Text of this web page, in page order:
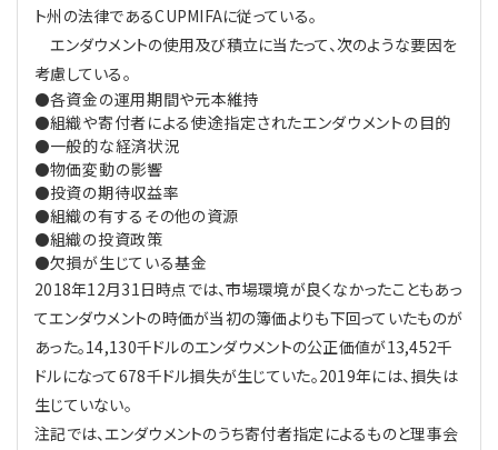
ト州の法律であるCUPMIFAに従っている。
エンダウメントの使用及び積立に当たって、次のような要因を
考慮している。
●各資金の運用期間や元本維持
●組織や寄付者による使途指定されたエンダウメントの目的
●一般的な経済状況
●物価変動の影響
●投資の期待収益率
●組織の有するその他の資源
●組織の投資政策
●欠損が生じている基金
2018年12月31日時点では、市場環境が良くなかったこともあっ
てエンダウメントの時価が当初の簿価よりも下回っていたものが
あった。14,130千ドルのエンダウメントの公正価値が13,452千
ドルになって678千ドル損失が生じていた。2019年には、損失は
生じていない。
注記では、エンダウメントのうち寄付者指定によるものと理事会